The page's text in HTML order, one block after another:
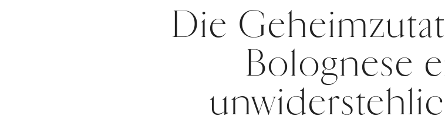
Die
Bolognese